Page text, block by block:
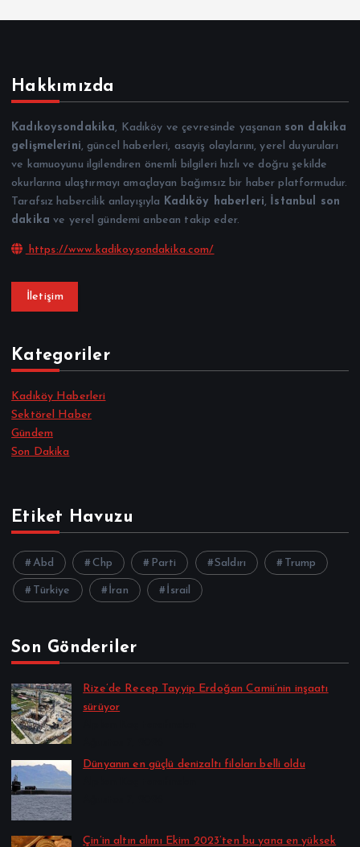
Hakkımızda
Kadıkoysondakika, Kadıköy ve çevresinde yaşanan son dakika
gelişmelerini, güncel haberleri, asayiş olaylarını, yerel duyuruları
ve kamuoyunu ilgilendiren önemli bilgileri hızlı ve doğru şekilde
okurlarına ulaştırmayı amaçlayan bağımsız bir haber platformudur.
Tarafsız habercilik anlayışıyla Kadıköy haberleri,
İstanbul son
dakika ve yerel gündemi anbean takip eder.
https://www.kadikoysondakika.com/
İletişim
Kategoriler
Kadıköy Haberleri
Sektörel Haber
Gündem
Son Dakika
Etiket Havuzu
Abd Chp Parti Saldırı Trump
Türkiye İran İsrail
Son Gönderiler
Rize’de Recep Tayyip Erdoğan Camii’nin inşaatı
sürüyor
Dünyanın en güçlü denizaltı filoları belli oldu
Çin’in altın alımı Ekim 2023’ten bu yana en yüksek